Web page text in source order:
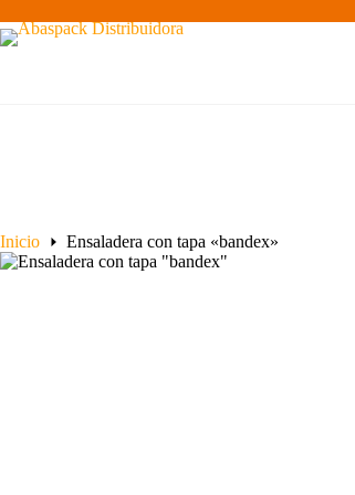
al
contenido
Inicio Ensaladera con tapa «bandex»